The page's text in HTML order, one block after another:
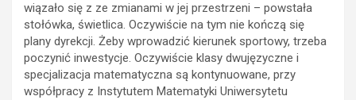
wiązało się z ze zmianami w jej przestrzeni – powstała
stołówka, świetlica. Oczywiście na tym nie kończą się
plany dyrekcji. Żeby wprowadzić kierunek sportowy, trzeba
poczynić inwestycje. Oczywiście klasy dwujęzyczne i
specjalizacja matematyczna są kontynuowane, przy
współpracy z Instytutem Matematyki Uniwersytetu